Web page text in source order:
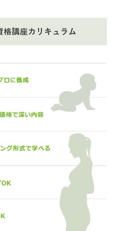
格講座カリキュラム